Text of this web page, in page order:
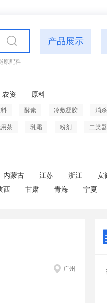
原配料
产品展示
农资 原料
料 酵素 冷敷凝胶 消
茶 乳霜 粉剂 二类
内蒙古 江苏 浙江 安
西 甘肃 青海 宁夏
广州